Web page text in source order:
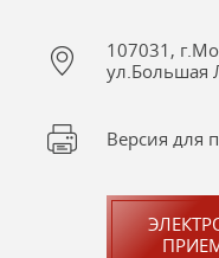
107031,
ул.Большая
Версия для